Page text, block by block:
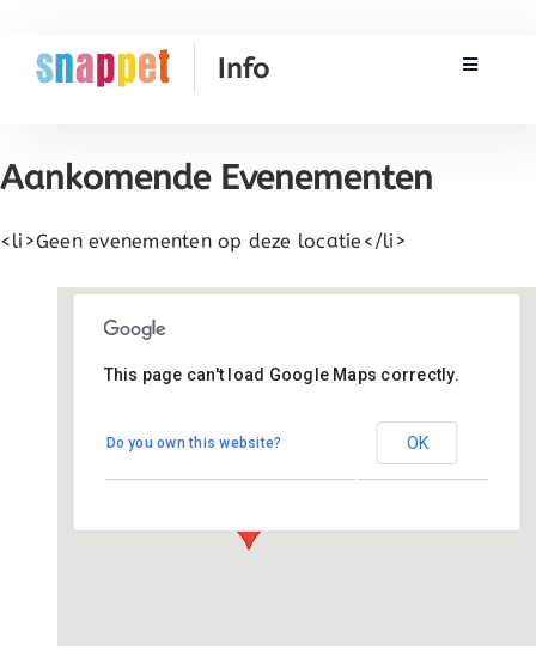
Toggle
Werken met Snappet
Aankomende Evenementen
<li>Geen evenementen op deze locatie</li>
Pius X - Wateringen
Rozemarijn 1 - Wateringen
This page can't load Google Maps correctly.
Do you own this website? OK